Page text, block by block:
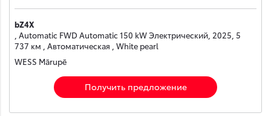
bZ4X
, Automatic FWD Automatic 150 kW Электрический, 2025, 5
737 км , Автоматическая , White pearl
WESS Mārupē
Получить предложение